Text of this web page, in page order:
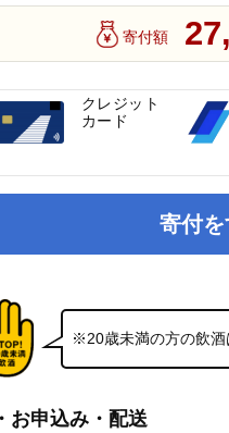
寄付額
寄付を
※20歳未満の方の飲酒
お申込み・配送
クレジット
カード